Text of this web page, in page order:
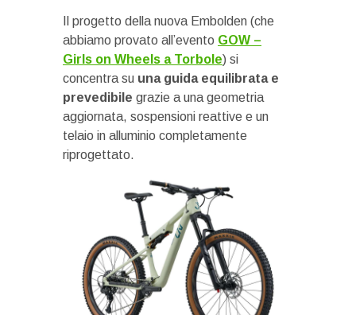
Il progetto della nuova Embolden (che
abbiamo provato all’evento GOW –
Girls on Wheels a Torbole) si
concentra su una guida equilibrata e
prevedibile grazie a una geometria
aggiornata, sospensioni reattive e un
telaio in alluminio completamente
riprogettato.